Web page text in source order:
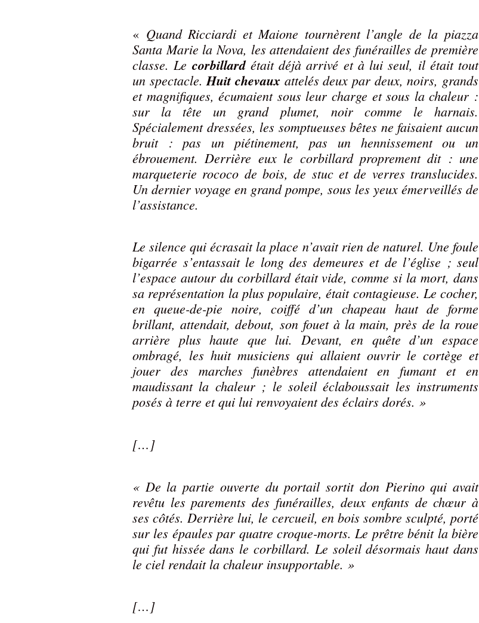
« Quand Ricciardi et Maione tournèrent l’angle de la piazza
Santa Marie la Nova, les attendaient des funérailles de première
classe. Le corbillardétait déjà arrivé et à lui seul, il était tout
un spectacle. Huit chevaux attelés deux par deux, noirs, grands
et magnifiques, écumaient sous leur charge et sous la chaleur :
sur la tête un grand plumet, noir comme le harnais.
Spécialement dressées, les somptueuses bêtes ne faisaient aucun
bruit : pas un piétinement, pas un hennissement ou un
ébrouement. Derrière eux le corbillard proprement dit : une
marqueterie rococo de bois, de stuc et de verres translucides.
Un dernier voyage en grand pompe, sous les yeux émerveillés de
l’assistance.
Le silence qui écrasait la place n’avait rien de naturel. Une foule
bigarrée s’entassait le long des demeures et de l’église ; seul
l’espace autour du corbillard était vide, comme si la mort, dans
sa représentation la plus populaire, était contagieuse. Le cocher,
en queue-de-pie noire, coiffé d’un chapeau haut de forme
brillant, attendait, debout, son fouet à la main, près de la roue
arrière plus haute que lui. Devant, en quête d’un espace
ombragé, les huit musiciens qui allaient ouvrir le cortège et
jouer des marches funèbres attendaient en fumant et en
maudissant la chaleur ; le soleil éclaboussait les instruments
posés à terre et qui lui renvoyaient des éclairs dorés. »
[…]
« De la partie ouverte du portail sortit don Pierino qui avait
revêtu les parements des funérailles, deux enfants de chœur à
ses côtés. Derrière lui, le cercueil, en bois sombre sculpté, porté
sur les épaules par quatre croque-morts. Le prêtre bénit la bière
qui fut hissée dans le corbillard. Le soleil désormais haut dans
le ciel rendait la chaleur insupportable. »
[…]